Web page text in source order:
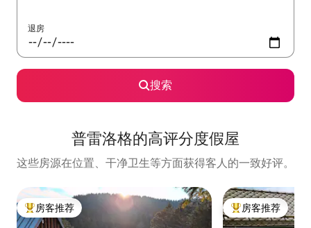
退房
搜索
普雷洛格的高评分度假屋
这些房源在位置、干净卫生等方面获得客人的一致好评。
热门「房客推荐」
房客推荐 热门「房客推荐」
房客推荐